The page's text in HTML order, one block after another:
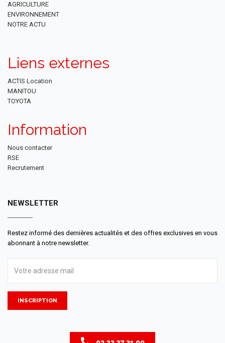
AGRICULTURE
ENVIRONNEMENT
NOTRE ACTU
Liens externes
ACTIS Location
MANITOU
TOYOTA
Information
Nous contacter
RSE
Recrutement
NEWSLETTER
Restez informé des dernières actualités et des offres exclusives en vous
abonnant à notre newsletter.
INSCRIPTION